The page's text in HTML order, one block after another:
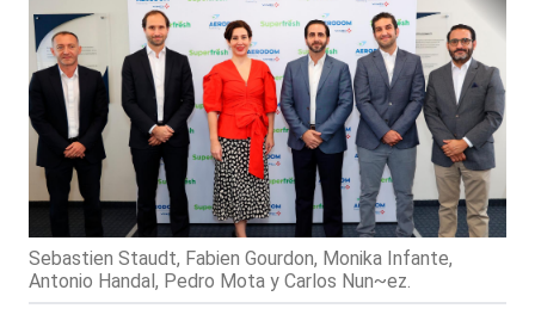
Sebastien Staudt, Fabien Gourdon, Monika Infante,
Antonio Handal, Pedro Mota y Carlos Nun~ez.